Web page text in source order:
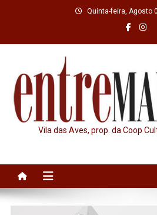
Quinta-feira, Agosto
Vila das Aves, prop. da Coop